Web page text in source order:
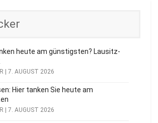
heute am günstigsten? Lausitz-
| 7. AUGUST 2026
Hier tanken Sie heute am
| 7. AUGUST 2026